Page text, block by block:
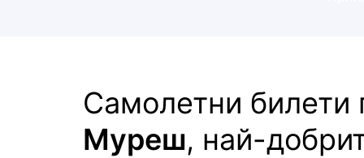
Самолетни билети
Муреш, най-